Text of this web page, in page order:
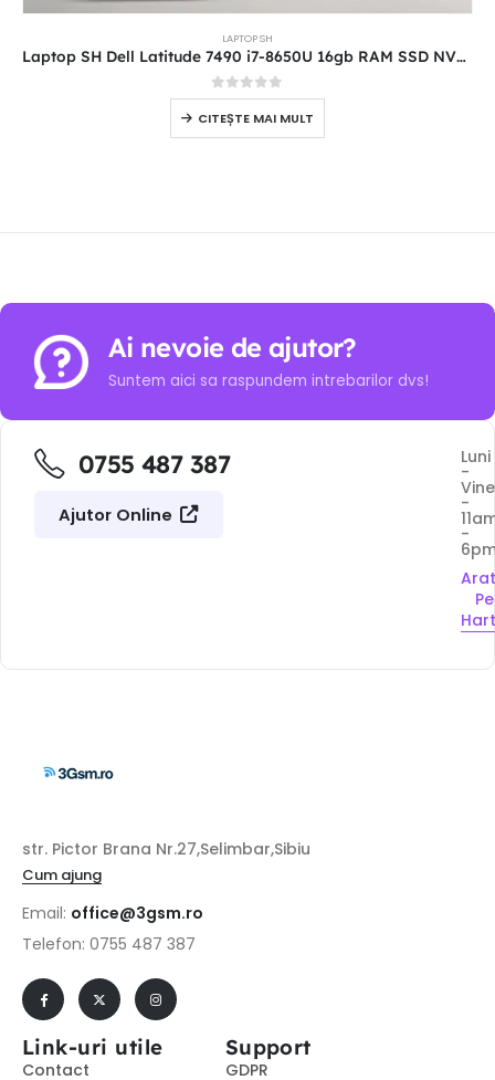
LAPTOP SH
Laptop SH Dell Latitude 7490 i7-8650U 16gb RAM SSD NVME 512 Touchscreen
0out of 5
CITEȘTE MAI MULT
Ai nevoie de ajutor?
Suntem aici sa raspundem intrebarilor dvs!
0755 487 387
Ajutor Online
Luni
-
-
-
Pe
str. Pictor Brana Nr.27,Selimbar,Sibiu
Cum ajung
Email: office@3gsm.ro
Telefon: 0755 487 387
Link-uri utile
Contact
Support
GDPR